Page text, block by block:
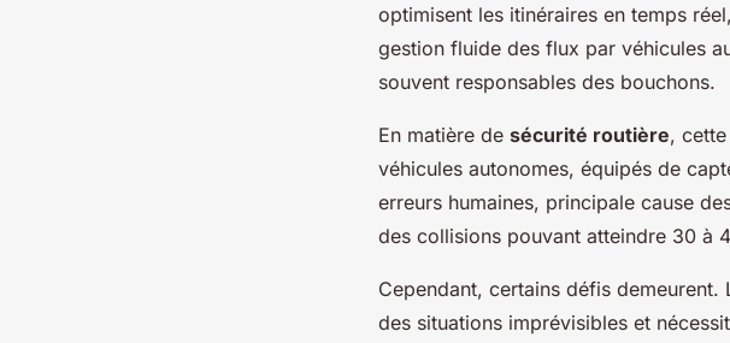
optimisent les itinéraires en temps
gestion fluide des flux par véhicules
souvent responsables des bouchons.
En matière de sécurité routière,
véhicules autonomes, équipés de
erreurs humaines, principale cause
des collisions pouvant atteindre 30 à
Cependant, certains défis
des situations imprévisibles et